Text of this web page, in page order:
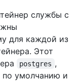
службы с
для каждой из
Этот
postgres ,
по умолчанию и